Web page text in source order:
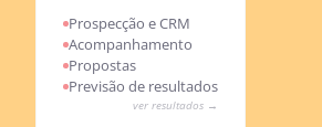
Prospecção e CRM
Acompanhamento
Propostas
Previsão de resultados
ver resultados →
Pipeline qualificado automaticamente
Acompanhamentos proativos via agente
Propostas geradas em minutos
Previsão de resultados mais precisa com IA